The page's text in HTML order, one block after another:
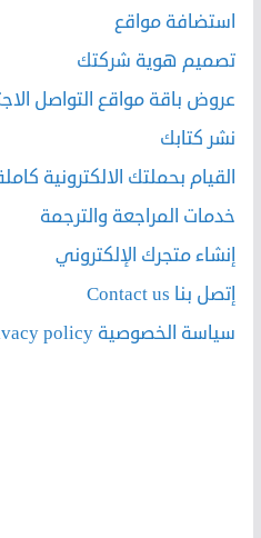
استضافة مواقع
تصميم هوية شركتك
عروض باقة مواقع التواصل
نشر كتابك
القيام بحملتك الالكترونية
خدمات المراجعة والترجمة
إنشاء متجرك الإلكتروني
إتصل بنا Contact us
سياسة الخصوصية Privacy policy